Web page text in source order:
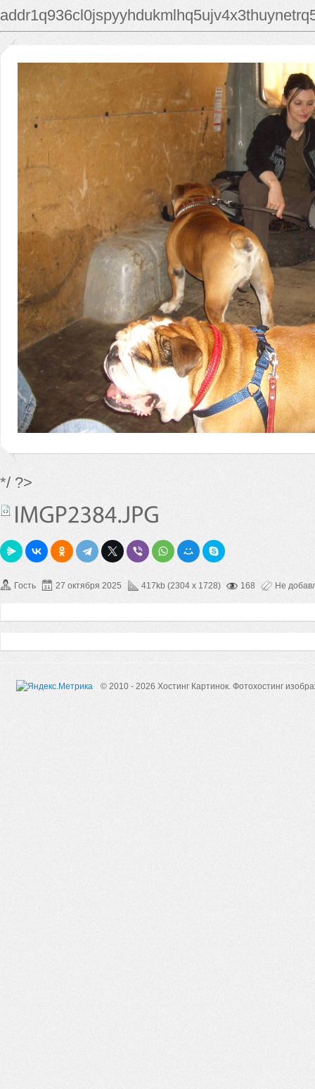
*/ ?>
Гость 27 октября 2025 417kb (2304 x 1728) 168 Не
© 2010 - 2026 Хостинг Картинок. Фотохостинг